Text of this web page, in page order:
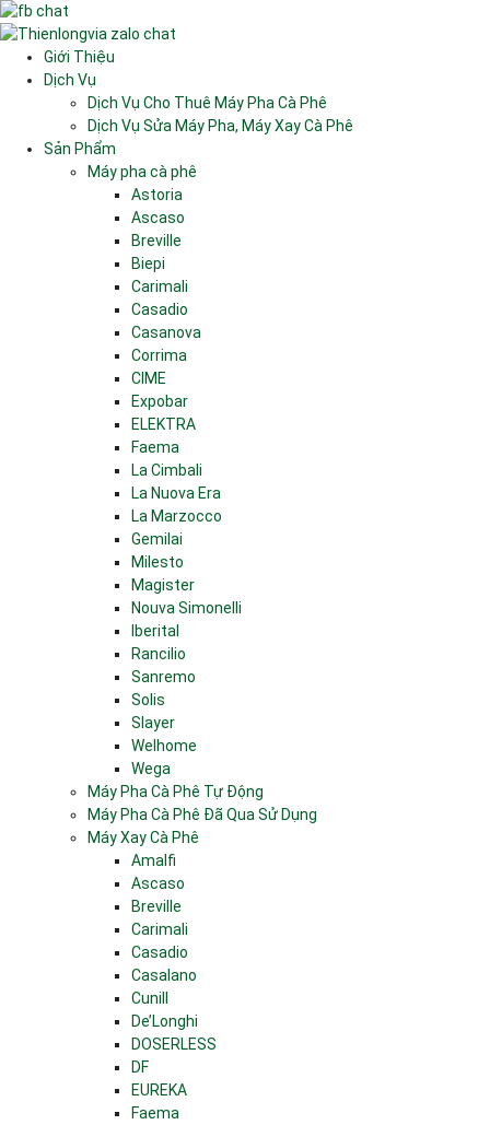
Giới Thiệu
Dịch Vụ
Dịch Vụ Cho Thuê Máy Pha Cà Phê
Dịch Vụ Sửa Máy Pha, Máy Xay Cà Phê
Sản Phẩm
Máy pha cà phê
Astoria
Ascaso
Breville
Biepi
Carimali
Casadio
Casanova
Corrima
CIME
Expobar
ELEKTRA
Faema
La Cimbali
La Nuova Era
La Marzocco
Gemilai
Milesto
Magister
Nouva Simonelli
Iberital
Rancilio
Sanremo
Solis
Slayer
Welhome
Wega
Máy Pha Cà Phê Tự Động
Máy Pha Cà Phê Đã Qua Sử Dụng
Máy Xay Cà Phê
Amalfi
Ascaso
Breville
Carimali
Casadio
Casalano
Cunill
De’Longhi
DOSERLESS
DF
EUREKA
Faema